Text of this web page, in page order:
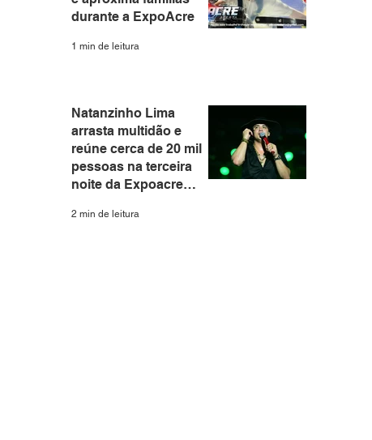
durante a ExpoAcre
1 min de leitura
Natanzinho Lima
arrasta multidão e
reúne cerca de 20 mil
pessoas na terceira
noite da Expoacre
2 min de leitura